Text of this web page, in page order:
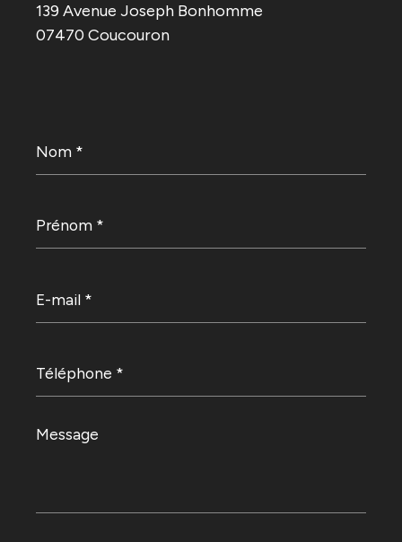
139 Avenue Joseph Bonhomme
07470 Coucouron
*
*
mail
*
*
Message
*